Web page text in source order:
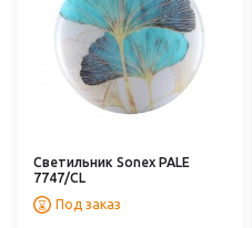
Светильник Sonex PALE
7747/CL
Под заказ